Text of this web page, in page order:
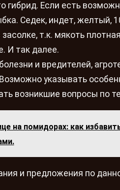
гибрид. Если есть
Седек, индет, желтый,
т.к. мякоть
И так далее.
и вредителей,
указывать
возникшие вопросы по
на помидорах: как
и предложения по